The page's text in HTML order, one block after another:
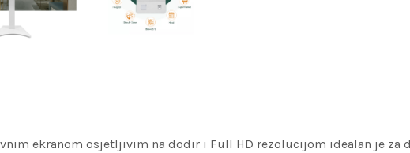
ekranom osjetljivim na dodir i Full HD rezolucijom idealan je